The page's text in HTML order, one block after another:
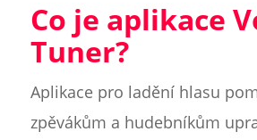
Co je aplikace
Tuner?
Aplikace pro ladění hlasu
zpěvákům a hudebníkům